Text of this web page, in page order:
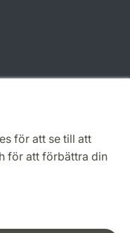
för att se till att
för att förbättra din